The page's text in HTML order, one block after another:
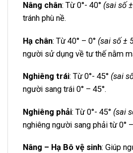
Nâng chân: Từ 0°- 40° (sai số
tránh phù nề.
Hạ chân: Từ 40° – 0° (sai số ±
người sử dụng về tư thế nằm
Nghiêng trái: Từ 0°- 45° (sai
người sang trái 0° – 45°.
Nghiêng phải: Từ 0°- 45° (sai
nghiêng người sang phải từ 0°
Nâng – Hạ Bô vệ sinh: Giúp